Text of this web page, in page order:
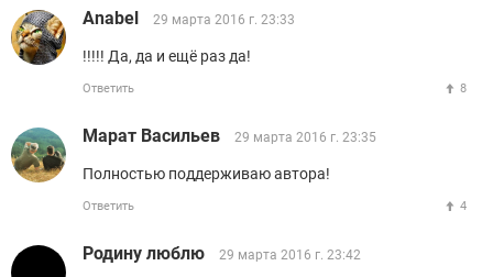
Anabel 29 марта 2016 г. 23:33
!!!!! Да, да и ещё раз да!
Ответить 8
Марат Васильев 29 марта 2016 г. 23:35
Полностью поддерживаю автора!
Ответить 4
Родину люблю 29 марта 2016 г. 23:42